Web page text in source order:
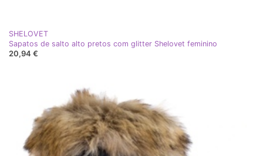
SHELOVET
Sapatos de salto alto pretos com glitter Shelovet feminino
20,94 €